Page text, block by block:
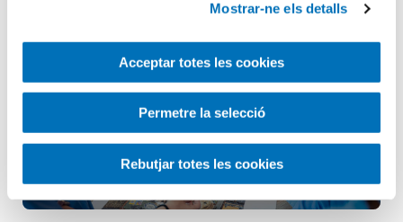
Mostrar-ne els detalls
Acceptar totes les cookies
Permetre la selecció
Rebutjar totes les cookies
Infermeria
Salut Mental